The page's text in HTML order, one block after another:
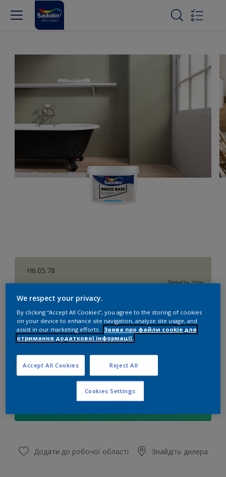
H6.05.78
Змініть тон
розмір
1 л 2,5 л 10 л
Сума Калькулятор кольорів
Обчислити
Додати до робочої області Знайдіть дилера
We respect your privacy.
By clicking “Accept All Cookies”, you agree to the storing of cookies
on your device to enhance site navigation, analyze site usage, and
assist in our marketing efforts.
Заява про файли cookie для
отримання додаткової інформації.
Reject All
Accept All Cookies
Cookies Settings